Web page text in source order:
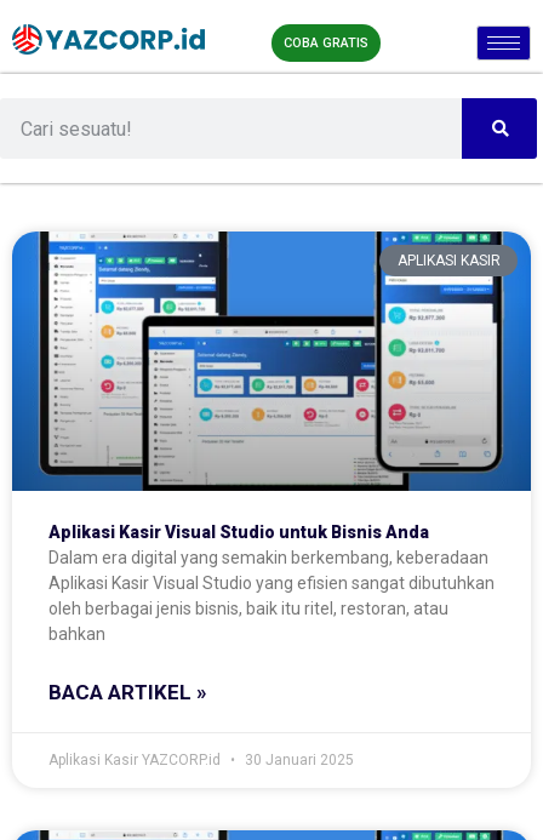
COBA GRATIS
APLIKASI KASIR
Aplikasi Kasir Visual Studio untuk Bisnis Anda
Dalam era digital yang semakin berkembang, keberadaan
Aplikasi Kasir Visual Studio yang efisien sangat dibutuhkan
oleh berbagai jenis bisnis, baik itu ritel, restoran, atau
bahkan
BACA ARTIKEL »
Aplikasi Kasir YAZCORP.id 30 Januari 2025